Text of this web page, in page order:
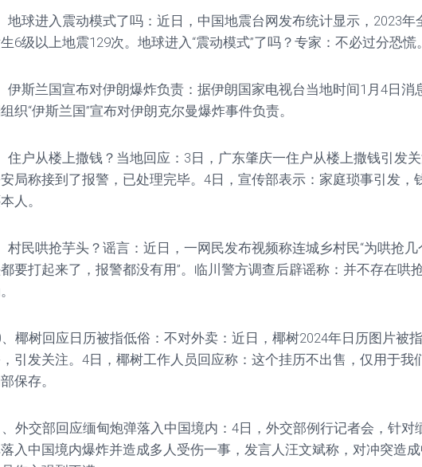
地球进入震动模式了吗：近日，中国地震台网发布统计显示，2023年
6级以上地震129次。地球进入“震动模式”了吗？专家：不必过分恐慌。
伊斯兰国宣布对伊朗爆炸负责：据伊朗国家电视台当地时间1月4日消
织“伊斯兰国”宣布对伊朗克尔曼爆炸事件负责。
住户从楼上撒钱？当地回应：3日，广东肇庆一住户从楼上撒钱引发关
局称接到了报警，已处理完毕。4日，宣传部表示：家庭琐事引发，
人。
村民哄抢芋头？谣言：近日，一网民发布视频称连城乡村民“为哄抢几
要打起来了，报警都没有用”。临川警方调查后辟谣称：并不存在哄
、椰树回应日历被指低俗：不对外卖：近日，椰树2024年日历图片被
引发关注。4日，椰树工作人员回应称：这个挂历不出售，仅用于我
保存。
、外交部回应缅甸炮弹落入中国境内：4日，外交部例行记者会，针对
入中国境内爆炸并造成多人受伤一事，发言人汪文斌称，对冲突造